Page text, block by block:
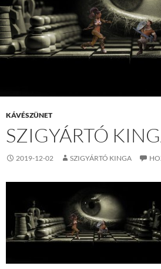
KÁVÉSZÜNET
SZIGYÁRTÓ
2019-12-02 SZIGYÁRTÓ KINGA